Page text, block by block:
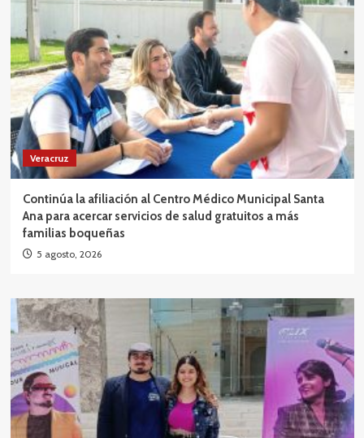
Veracruz
Continúa la afiliación al Centro Médico Municipal Santa
Ana para acercar servicios de salud gratuitos a más
familias boqueñas
5 agosto, 2026